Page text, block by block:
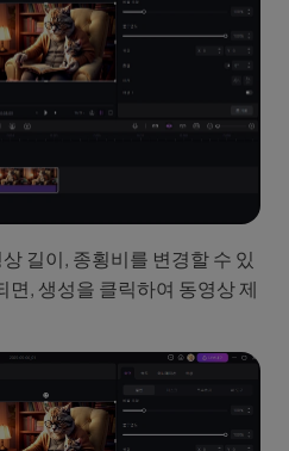
길이, 종횡비를 변경할 수 있
, 생성을 클릭하여 동영상 제